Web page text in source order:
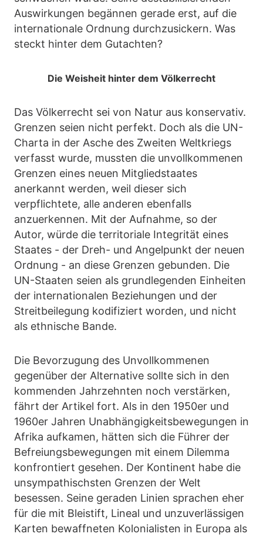
Auswirkungen begännen gerade erst, auf die
internationale Ordnung durchzusickern. Was
steckt hinter dem Gutachten?
Die Weisheit hinter dem Völkerrecht
Das Völkerrecht sei von Natur aus konservativ.
Grenzen seien nicht perfekt. Doch als die UN-
Charta in der Asche des Zweiten Weltkriegs
verfasst wurde, mussten die unvollkommenen
Grenzen eines neuen Mitgliedstaates
anerkannt werden, weil dieser sich
verpflichtete, alle anderen ebenfalls
anzuerkennen. Mit der Aufnahme, so der
Autor, würde die territoriale Integrität eines
Staates - der Dreh- und Angelpunkt der neuen
Ordnung - an diese Grenzen gebunden. Die
UN-Staaten seien als grundlegenden Einheiten
der internationalen Beziehungen und der
Streitbeilegung kodifiziert worden, und nicht
als ethnische Bande.
Die Bevorzugung des Unvollkommenen
gegenüber der Alternative sollte sich in den
kommenden Jahrzehnten noch verstärken,
fährt der Artikel fort. Als in den 1950er und
1960er Jahren Unabhängigkeitsbewegungen in
Afrika aufkamen, hätten sich die Führer der
Befreiungsbewegungen mit einem Dilemma
konfrontiert gesehen. Der Kontinent habe die
unsympathischsten Grenzen der Welt
besessen. Seine geraden Linien sprachen eher
für die mit Bleistift, Lineal und unzuverlässigen
Karten bewaffneten Kolonialisten in Europa als